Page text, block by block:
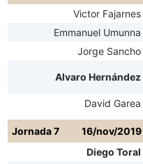
Victor Fajarnes
Emmanuel Umunna
Jorge Sancho
Alvaro Hernández
David Garea
Jornada 7
16/nov/2019
Diego Toral